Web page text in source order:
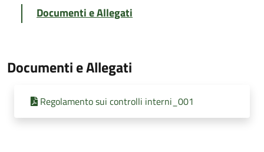
Documenti e Allegati
Documenti e Allegati
Regolamento sui controlli interni_001